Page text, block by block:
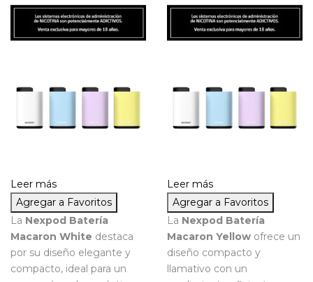
Leer más
Agregar a Favoritos
La Nexpod Batería
Macaron White destaca
por su diseño elegante y
compacto, ideal para un
Leer más
Agregar a Favoritos
La Nexpod Batería
Macaron Yellow ofrece un
diseño compacto y
llamativo con un